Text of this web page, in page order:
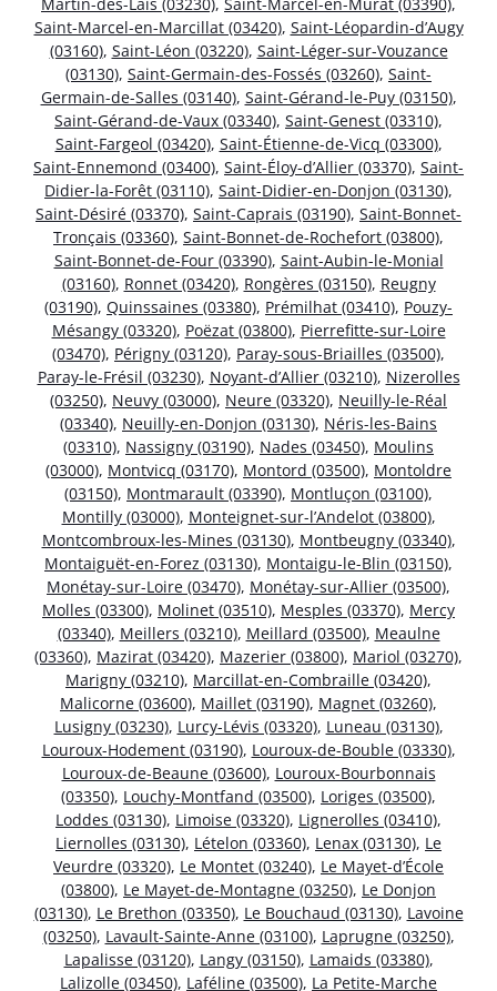
Saint-Marcel-en-Marcillat (03420), Saint-Léopardin-d’Augy
(03160), Saint-Léon (03220), Saint-Léger-sur-Vouzance
(03130), Saint-Germain-des-Fossés (03260), Saint-
Germain-de-Salles (03140), Saint-Gérand-le-Puy (03150),
Saint-Gérand-de-Vaux (03340), Saint-Genest (03310),
Saint-Fargeol (03420), Saint-Étienne-de-Vicq (03300),
Saint-Ennemond (03400), Saint-Éloy-d’Allier (03370), Saint-
Didier-la-Forêt (03110), Saint-Didier-en-Donjon (03130),
Saint-Désiré (03370), Saint-Caprais (03190), Saint-Bonnet-
Tronçais (03360), Saint-Bonnet-de-Rochefort (03800),
Saint-Bonnet-de-Four (03390), Saint-Aubin-le-Monial
(03160), Ronnet (03420), Rongères (03150), Reugny
(03190), Quinssaines (03380), Prémilhat (03410), Pouzy-
Mésangy (03320), Poëzat (03800), Pierrefitte-sur-Loire
(03470), Périgny (03120), Paray-sous-Briailles (03500),
Paray-le-Frésil (03230), Noyant-d’Allier (03210), Nizerolles
(03250), Neuvy (03000), Neure (03320), Neuilly-le-Réal
(03340), Neuilly-en-Donjon (03130), Néris-les-Bains
(03310), Nassigny (03190), Nades (03450), Moulins
(03000), Montvicq (03170), Montord (03500), Montoldre
(03150), Montmarault (03390), Montluçon (03100),
Montilly (03000), Monteignet-sur-l’Andelot (03800),
Montcombroux-les-Mines (03130), Montbeugny (03340),
Montaiguët-en-Forez (03130), Montaigu-le-Blin (03150),
Monétay-sur-Loire (03470), Monétay-sur-Allier (03500),
Molles (03300), Molinet (03510), Mesples (03370), Mercy
(03340), Meillers (03210), Meillard (03500), Meaulne
(03360), Mazirat (03420), Mazerier (03800), Mariol (03270),
Marigny (03210), Marcillat-en-Combraille (03420),
Malicorne (03600), Maillet (03190), Magnet (03260),
Lusigny (03230), Lurcy-Lévis (03320), Luneau (03130),
Louroux-Hodement (03190), Louroux-de-Bouble (03330),
Louroux-de-Beaune (03600), Louroux-Bourbonnais
(03350), Louchy-Montfand (03500), Loriges (03500),
Loddes (03130), Limoise (03320), Lignerolles (03410),
Liernolles (03130), Lételon (03360), Lenax (03130), Le
Veurdre (03320), Le Montet (03240), Le Mayet-d’École
(03800), Le Mayet-de-Montagne (03250), Le Donjon
(03130), Le Brethon (03350), Le Bouchaud (03130), Lavoine
(03250), Lavault-Sainte-Anne (03100), Laprugne (03250),
Lapalisse (03120), Langy (03150), Lamaids (03380),
Lalizolle (03450), Laféline (03500), La Petite-Marche